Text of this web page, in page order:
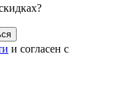
и согласен с